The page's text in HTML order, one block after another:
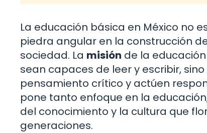
La educación básica en México no
piedra angular en la construcción
sociedad. La misión de la
sean capaces de leer y escribir,
pensamiento crítico y actúen
pone tanto enfoque en la
del conocimiento y la cultura que
generaciones.